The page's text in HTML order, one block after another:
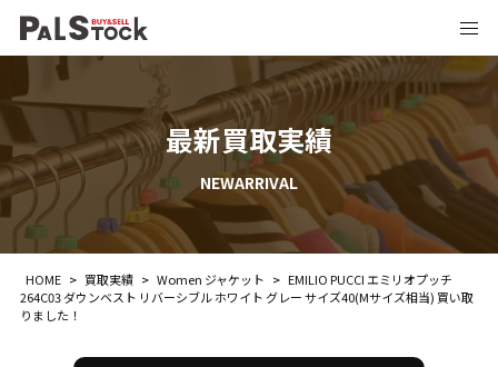
最新買取実績
NEWARRIVAL
HOME > 買取実績 > Women ジャケット > EMILIO PUCCI エミリオプッチ
264C03 ダウンベスト リバーシブル ホワイト グレー サイズ40(Mサイズ相当) 買い取
りました！